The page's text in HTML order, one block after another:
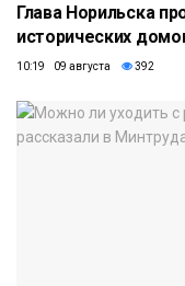
Глава Норильска
исторических
10:19 09 августа 392